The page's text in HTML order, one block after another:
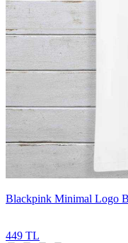
Blackpink Minimal Logo
449 TL